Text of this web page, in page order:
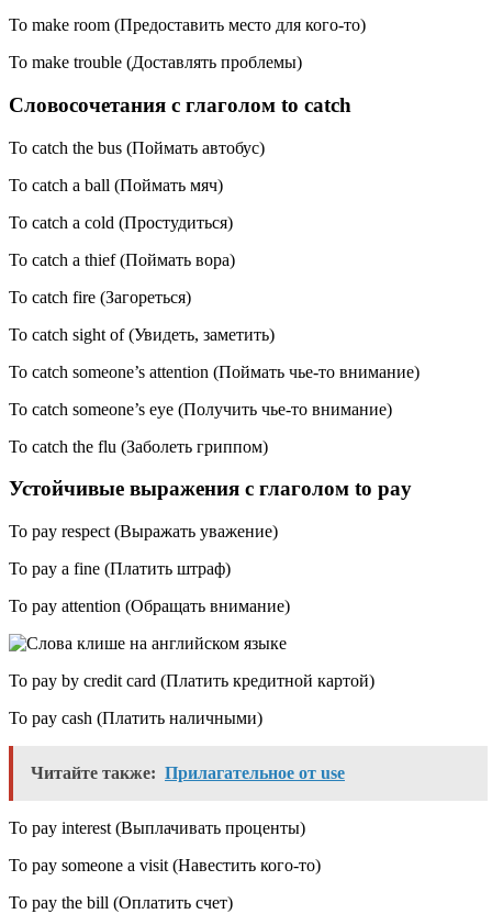
To make room (Предоставить место для кого-то)
To make trouble (Доставлять проблемы)
Словосочетания с глаголом to catch
To catch the bus (Поймать автобус)
To catch a ball (Поймать мяч)
To catch a cold (Простудиться)
To catch a thief (Поймать вора)
To catch fire (Загореться)
To catch sight of (Увидеть, заметить)
To catch someone’s attention (Поймать чье-то внимание)
To catch someone’s eye (Получить чье-то внимание)
To catch the flu (Заболеть гриппом)
Устойчивые выражения с глаголом to pay
To pay respect (Выражать уважение)
To pay a fine (Платить штраф)
To pay attention (Обращать внимание)
To pay by credit card (Платить кредитной картой)
To pay cash (Платить наличными)
Читайте также: Прилагательное от use
To pay interest (Выплачивать проценты)
To pay someone a visit (Навестить кого-то)
To pay the bill (Оплатить счет)